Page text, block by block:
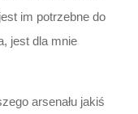
im potrzebne do
jest dla mnie
arsenału jakiś